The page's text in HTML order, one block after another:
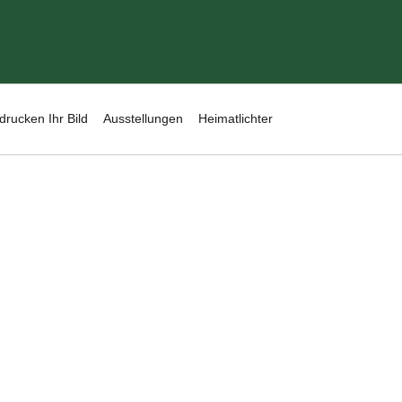
Ihr Bild Ausstellungen Heimatlichter